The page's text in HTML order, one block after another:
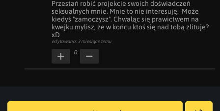
Przestań robić projekcie swoich doświadczeń
seksualnych mnie. Mnie to nie interesuję.  Może
kiedyś "zamoczysz". Chwaląc się prawictwem na
kwejku mylisz, że w końcu ktoś się nad tobą zlituje?
xD
edytowano: 3 miesiące temu
0